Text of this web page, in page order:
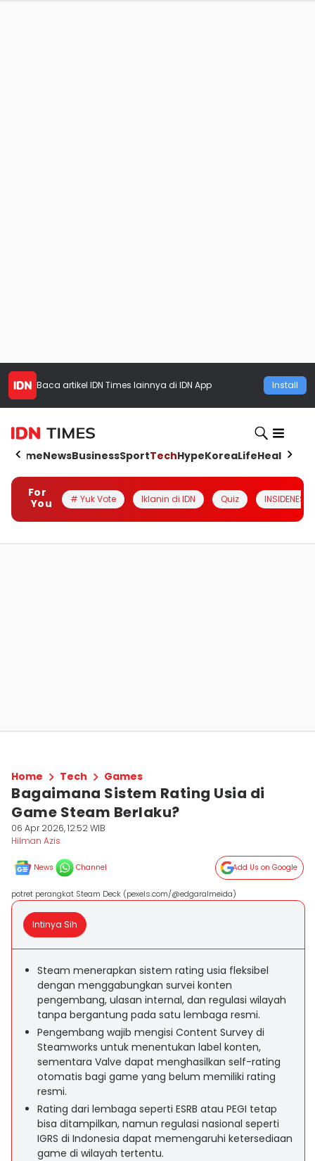
Baca artikel IDN Times lainnya di IDN App Install
HomeNewsBusinessSportTechHypeKoreaLifeHealth
For
You
# Yuk Vote Iklanin di IDN Quiz INSIDENESIA
Home Tech Games
Bagaimana Sistem Rating Usia di
Game Steam Berlaku?
06 Apr 2026, 12:52 WIB
Hilman Azis
News Channel Add Us on Google
potret perangkat Steam Deck (pexels.com/@edgaralmeida)
Intinya Sih
Steam menerapkan sistem rating usia fleksibel
dengan menggabungkan survei konten
pengembang, ulasan internal, dan regulasi wilayah
tanpa bergantung pada satu lembaga resmi.
Pengembang wajib mengisi Content Survey di
Steamworks untuk menentukan label konten,
sementara Valve dapat menghasilkan self-rating
otomatis bagi game yang belum memiliki rating
resmi.
Rating dari lembaga seperti ESRB atau PEGI tetap
bisa ditampilkan, namun regulasi nasional seperti
IGRS di Indonesia dapat memengaruhi ketersediaan
game di wilayah tertentu.